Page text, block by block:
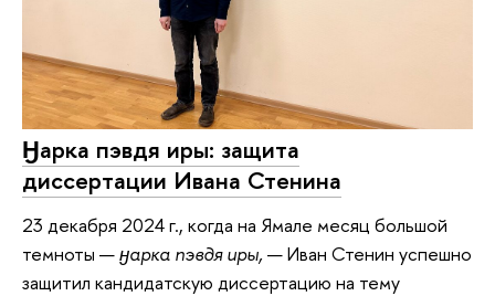
Ӈарка пэвдя иры: защита
диссертации Ивана Стенина
23 декабря 2024 г., когда на Ямале месяц большой
темноты —ӈарка пэвдя иры,— Иван Стенин успешно
защитил кандидатскую диссертацию на тему